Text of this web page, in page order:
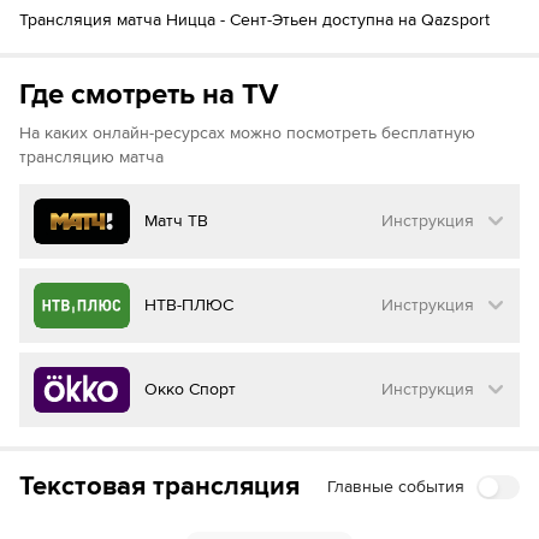
(Софиан Диоп) Эли Вахи90´+2
Isak Jansson
Трансляция матча Ницца - Сент-Этьен доступна на Qazsport
Где смотреть на TV
На каких онлайн-ресурсах можно посмотреть бесплатную
трансляцию матча
Матч ТВ Инструкция
Как смотреть бесплатно трансляцию матча
Матч ТВ
Инструкция
Перейдите на сайт МАТЧ ТВ
Далее нажмите на «Создать учетную запись в
НТВ-ПЛЮС Инструкция
Как смотреть бесплатно трансляцию матча
на НТВ ПЛЮС
Перейдите на сайт НТВ ПЛЮС
Окко Спорт Инструкция
на Окко ТВ
Текстовая трансляция Главные события